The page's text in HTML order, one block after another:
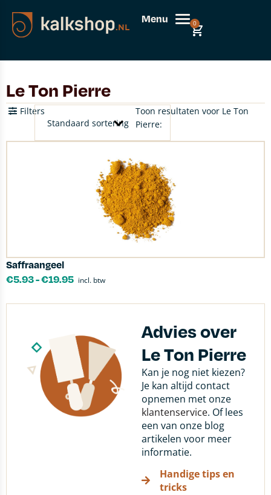
Menu 0
Le Ton Pierre
Toon resultaten voor Le Ton
Pierre:
Filters
Saffraangeel
€5.93-€19.95 incl. btw
Advies over
Le Ton Pierre
Kan je nog niet kiezen?
Je kan altijd contact
opnemen met onze
klantenservice. Of lees
een van onze blog
artikelen voor meer
informatie.
Handige tips en
tricks